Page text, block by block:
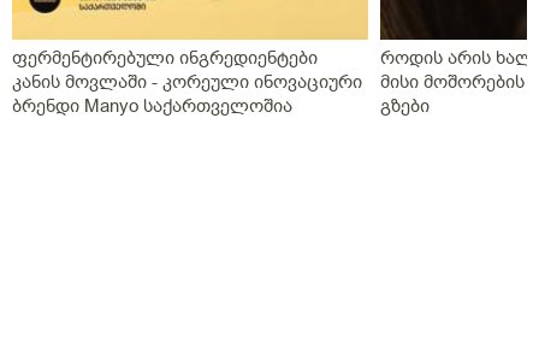
ფერმენტირებული ინგრედიენტები
კანის მოვლაში - კორეული ინოვაციური
ბრენდი Manyo საქართველოშია
როდის არის
მისი მოშორების
გზები